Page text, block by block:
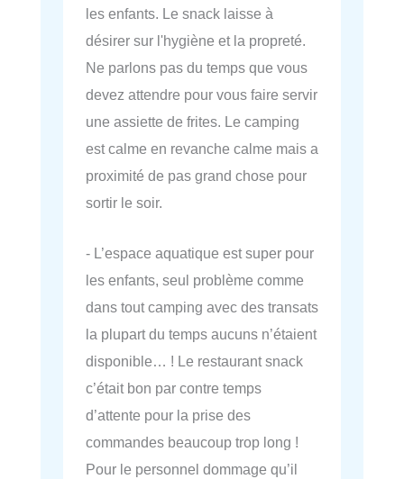
les enfants. Le snack laisse à
désirer sur l'hygiène et la propreté.
Ne parlons pas du temps que vous
devez attendre pour vous faire servir
une assiette de frites. Le camping
est calme en revanche calme mais a
proximité de pas grand chose pour
sortir le soir.
- L’espace aquatique est super pour
les enfants, seul problème comme
dans tout camping avec des transats
la plupart du temps aucuns n’étaient
disponible… ! Le restaurant snack
c’était bon par contre temps
d’attente pour la prise des
commandes beaucoup trop long !
Pour le personnel dommage qu’il